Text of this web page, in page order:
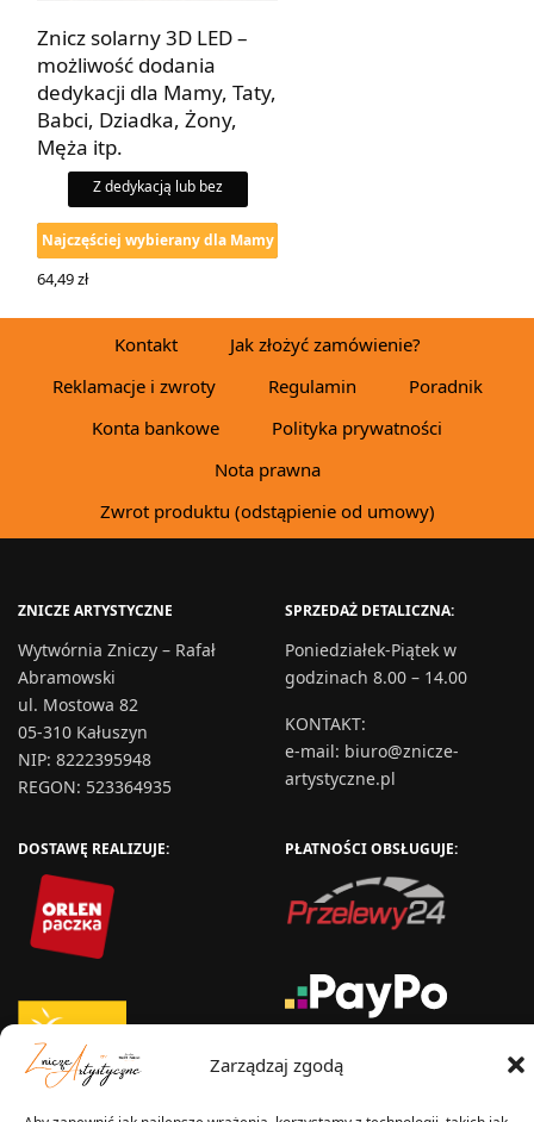
Zarządzaj zgodą
Znicz solarny 3D LED –
możliwość dodania
dedykacji dla Mamy, Taty,
Babci, Dziadka, Żony,
Męża itp.
Z dedykacją lub bez
Najczęściej wybierany dla Mamy
64,49zł
Kontakt
Jak złożyć zamówienie?
Reklamacje i zwroty
Regulamin
Poradnik
Konta bankowe
Polityka prywatności
Nota prawna
Zwrot produktu (odstąpienie od umowy)
ZNICZE ARTYSTYCZNE
Wytwórnia Zniczy – Rafał
Abramowski
ul. Mostowa 82
05-310 Kałuszyn
NIP: 8222395948
REGON: 523364935
SPRZEDAŻ DETALICZNA:
Poniedziałek-Piątek w
godzinach 8.00 – 14.00
KONTAKT:
e-mail: biuro@znicze-
artystyczne.pl
DOSTAWĘ REALIZUJE: PŁATNOŚCI OBSŁUGUJE: